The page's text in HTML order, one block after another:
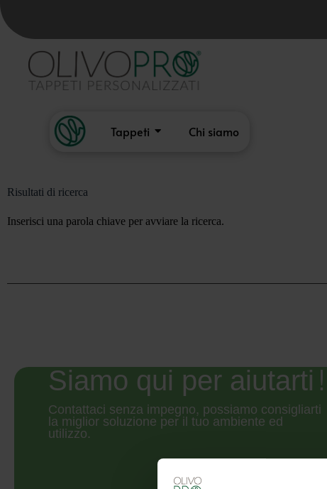
Tappeti Chi siamo
Risultati di ricerca
Inserisci una parola chiave per avviare la ricerca.
Siamo qui per aiutarti!
Contattaci senza impegno, possiamo consigliarti
la miglior soluzione per il tuo ambiente ed
utilizzo.